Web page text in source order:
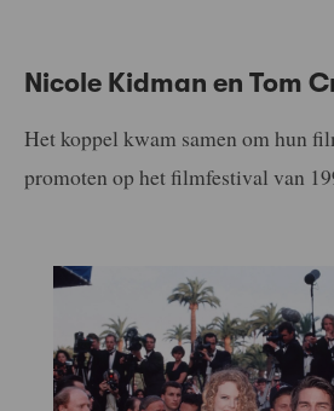
Nicole Kidman en Tom
Het koppel kwam samen om hun
promoten op het filmfestival van